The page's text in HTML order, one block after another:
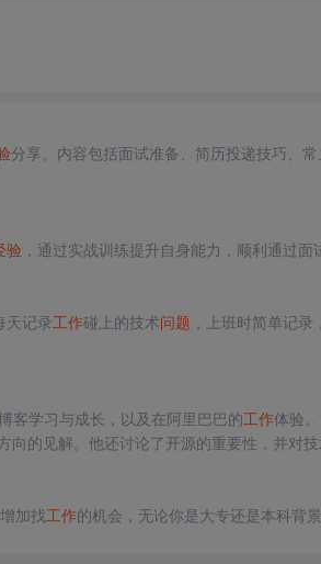
分享。内容包括面试准备、简历投递技巧、常
验 ，通过实战训练提升自身能力，顺利通过面
天记录工作碰上的技术问题 ，上班时简单记录
客学习与成长，以及在阿里巴巴的工作体验
向的见解。他还讨论了开源的重要性，并对
加找工作的机会，无论你是大专还是本科背